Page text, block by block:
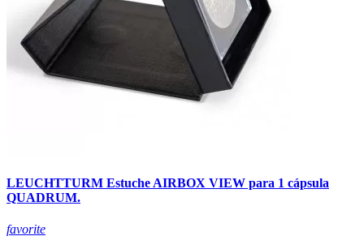
LEUCHTTURM Estuche AIRBOX VIEW para 1 cápsula
QUADRUM.
favorite